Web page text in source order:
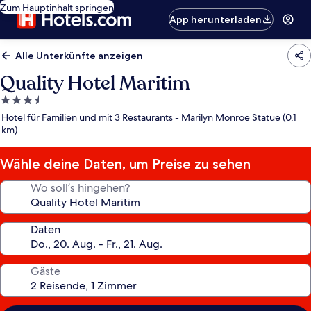
Zum Hauptinhalt springen
App herunterladen
Alle Unterkünfte anzeigen
Quality Hotel Maritim
3.5-
Sterne-
Unterkunft
Hotel für Familien und mit 3 Restaurants - Marilyn Monroe Statue (0,1
km)
Wähle deine Daten, um Preise zu sehen
Wo soll’s hingehen?
Daten
Gäste